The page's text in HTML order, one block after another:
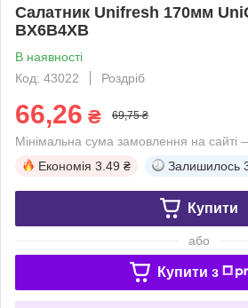
Салатник Unifresh 170мм
BX6B4XB
В наявності
Код: 43022
Роздріб
66,26 ₴ 69,75 ₴
Мінімальна сума замовлення на сайті
Економія 3.49 ₴ Залишилось
Купити
або
Купити з